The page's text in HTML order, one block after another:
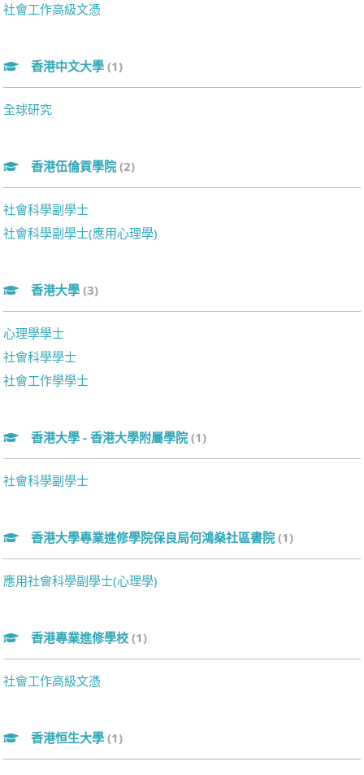
社會工作高級文憑
香港中文大學 (1)
全球研究
香港伍倫貢學院 (2)
社會科學副學士
社會科學副學士(應用心理學)
香港大學 (3)
心理學學士
社會科學學士
社會工作學學士
香港大學 - 香港大學附屬學院 (1)
社會科學副學士
香港大學專業進修學院保良局何鴻燊社區書院 (1)
應用社會科學副學士(心理學)
香港專業進修學校 (1)
社會工作高級文憑
香港恒生大學 (1)